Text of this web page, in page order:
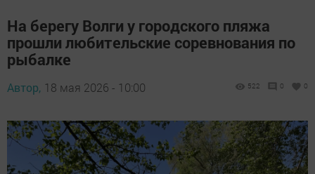
На берегу Волги у городского пляжа
прошли любительские соревнования по
рыбалке
Автор, 18 мая 2026 - 10:00 522 0 0